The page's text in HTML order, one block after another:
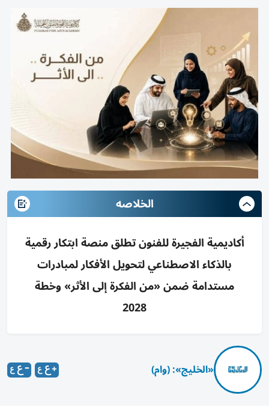
الخلاصه
أكاديمية الفجيرة للفنون تطلق منصة ابتكار رقمية
بالذكاء الاصطناعي لتحويل الأفكار لمبادرات
مستدامة ضمن «من الفكرة إلى الأثر» وخطة
2028
«الخليج»: (وام)